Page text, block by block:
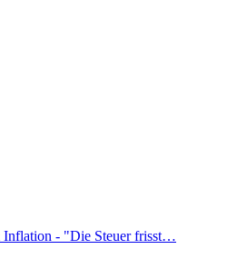
Inflation - "Die Steuer frisst…